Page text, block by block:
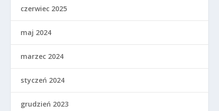
czerwiec 2025
maj 2024
marzec 2024
styczeń 2024
grudzień 2023